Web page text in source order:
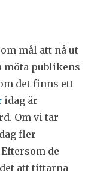
mål att nå ut
möta publikens
det finns ett
idag är
Om vi tar
fler
de
att tittarna